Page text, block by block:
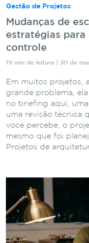
Gestão de Projetos
Mudanças de
estratégias para
controle
19 min de leitura | 30 de
Em muitos projetos,
grande problema,
no briefing aqui,
uma revisão técnica
você percebe, o
mesmo que foi
Projetos de